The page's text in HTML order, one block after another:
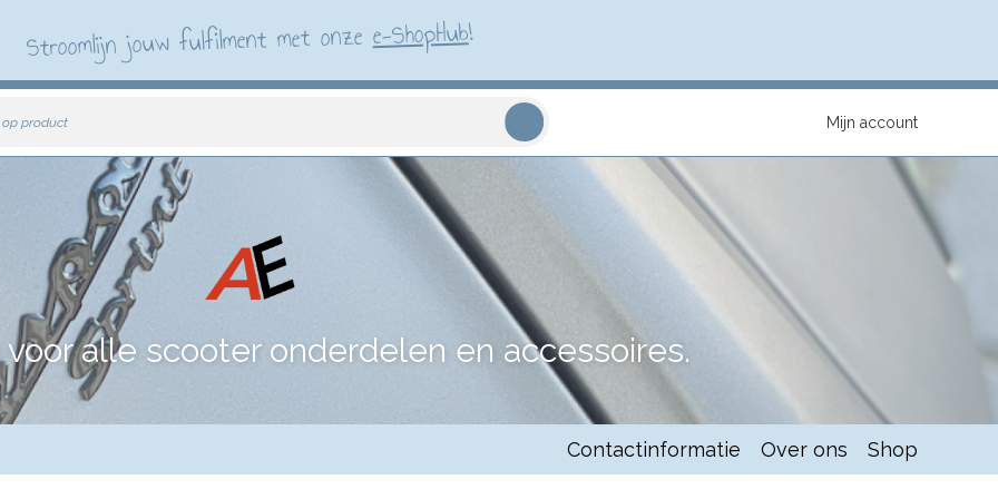
Stroomlijn jouw fulfilment met onzee-ShopHub!
op product Mijn account
alle scooter onderdelen en accessoires.
Contactinformatie Over ons Shop